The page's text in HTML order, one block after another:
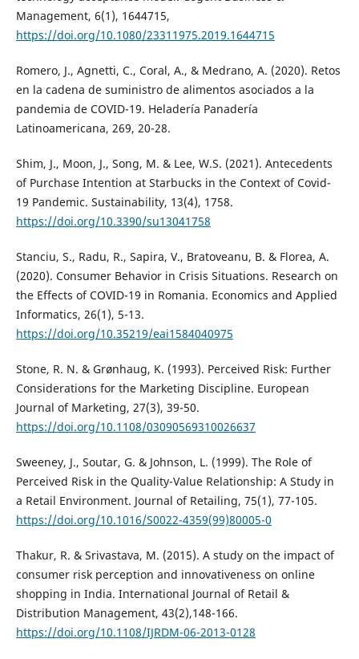
Management, 6(1), 1644715,
https://doi.org/10.1080/23311975.2019.1644715
Romero, J., Agnetti, C., Coral, A., & Medrano, A. (2020). Retos
en la cadena de suministro de alimentos asociados a la
pandemia de COVID-19. Heladería Panadería
Latinoamericana, 269, 20-28.
Shim, J., Moon, J., Song, M. & Lee, W.S. (2021). Antecedents
of Purchase Intention at Starbucks in the Context of Covid-
19 Pandemic. Sustainability, 13(4), 1758.
https://doi.org/10.3390/su13041758
Stanciu, S., Radu, R., Sapira, V., Bratoveanu, B. & Florea, A.
(2020). Consumer Behavior in Crisis Situations. Research on
the Effects of COVID-19 in Romania. Economics and Applied
Informatics, 26(1), 5-13.
https://doi.org/10.35219/eai1584040975
Stone, R. N. & Grønhaug, K. (1993). Perceived Risk: Further
Considerations for the Marketing Discipline. European
Journal of Marketing, 27(3), 39-50.
https://doi.org/10.1108/03090569310026637
Sweeney, J., Soutar, G. & Johnson, L. (1999). The Role of
Perceived Risk in the Quality-Value Relationship: A Study in
a Retail Environment. Journal of Retailing, 75(1), 77-105.
https://doi.org/10.1016/S0022-4359(99)80005-0
Thakur, R. & Srivastava, M. (2015). A study on the impact of
consumer risk perception and innovativeness on online
shopping in India. International Journal of Retail &
Distribution Management, 43(2),148-166.
https://doi.org/10.1108/IJRDM-06-2013-0128